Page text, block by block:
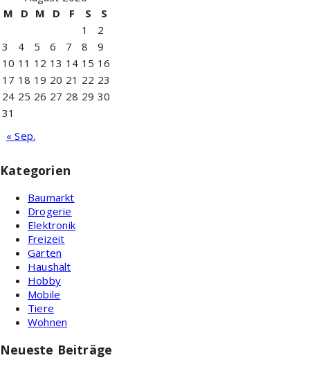
M
D M D F S
S
1
2
3
4 5 6 7 8
9
10 11 12 13 14 15 16
17 18 19 20 21 22 23
24 25 26 27 28 29 30
31
« Sep.
Kategorien
Baumarkt
Drogerie
Elektronik
Freizeit
Garten
Haushalt
Hobby
Mobile
Tiere
Wohnen
Neueste Beiträge